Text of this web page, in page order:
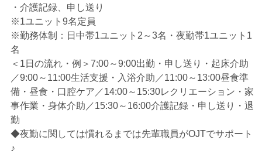
・介護記録、申し送り
※1ユニット9名定員
※勤務体制：日中帯1ユニット2～3名・夜勤帯1ユニット1
名
＜1日の流れ・例＞7:00～9:00出勤・申し送り・起床介助
／9:00～11:00生活支援・入浴介助／11:00～13:00昼食準
備・昼食・口腔ケア／14:00～15:30レクリエーション・家
事作業・身体介助／15:30～16:00介護記録・申し送り・退
勤
◆夜勤に関しては慣れるまでは先輩職員がOJTでサポート
♪